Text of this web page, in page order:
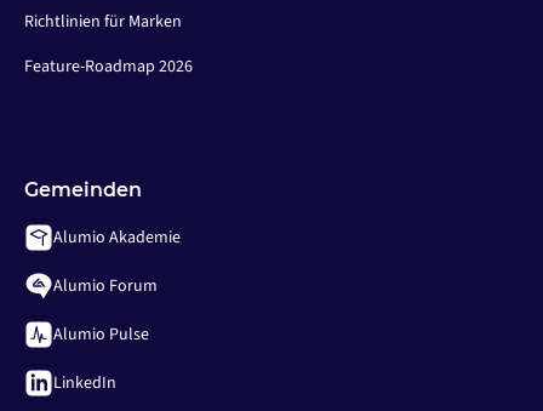
Richtlinien für Marken
Feature-Roadmap 2026
Gemeinden
Alumio Akademie
Alumio Forum
Alumio Pulse
LinkedIn